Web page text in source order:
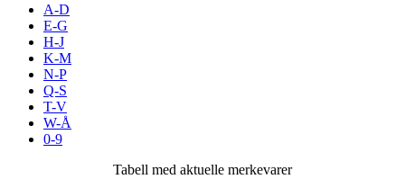
Inspirasjon
Søk
A-D
E-G
H-J
K-M
N-P
Q-S
T-V
W-Å
0-9
Tabell med aktuelle merkevarer